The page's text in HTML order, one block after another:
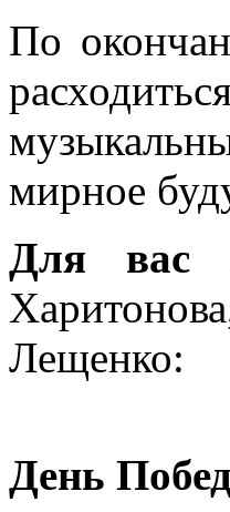
По
мирное
Для вас
Лещенко:
День